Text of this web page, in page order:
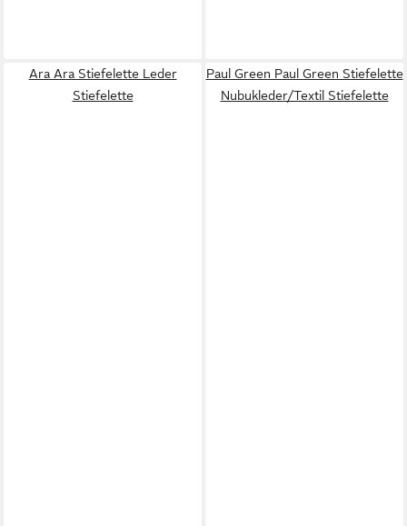
Ara Ara Stiefelette Leder
Stiefelette
Paul Green Paul Green Stiefelette
Nubukleder/Textil Stiefelette